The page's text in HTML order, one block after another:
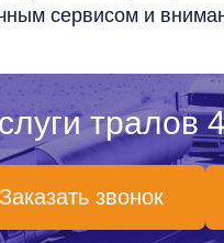
сервисом и
тралов
Заказать звонок